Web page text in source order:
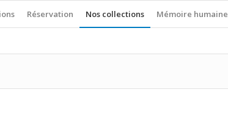
Réservation Nos collections Mémoire humaine